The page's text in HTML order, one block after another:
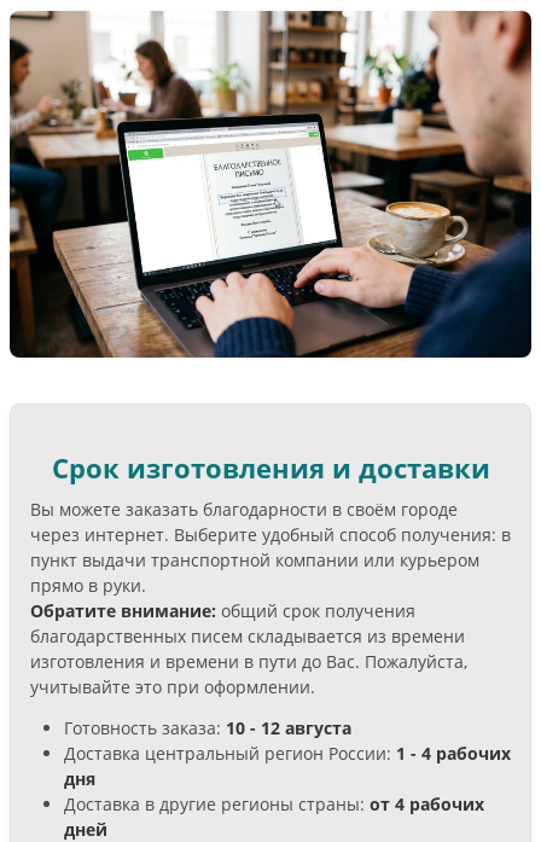
Срок изготовления и доставки
Вы можете заказать благодарности в своём городе
через интернет. Выберите удобный способ получения: в
пункт выдачи транспортной компании или курьером
прямо в руки.
Обратите внимание: общий срок получения
благодарственных писем складывается из времени
изготовления и времени в пути до Вас. Пожалуйста,
учитывайте это при оформлении.
Готовность заказа: 10 - 12 августа
Доставка центральный регион России: 1 - 4 рабочих
дня
Доставка в другие регионы страны: от 4 рабочих
дней